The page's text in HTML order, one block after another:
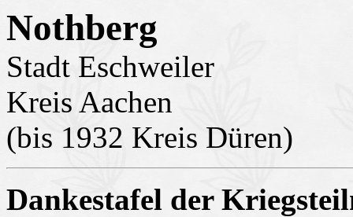
Nothberg
Stadt Eschweiler
Kreis Aachen
(bis 1932 Kreis Düren)
Dankestafel der